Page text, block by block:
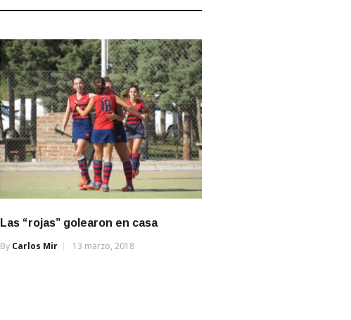
Las “rojas” golearon en casa
By Carlos Mir 13 marzo, 2018